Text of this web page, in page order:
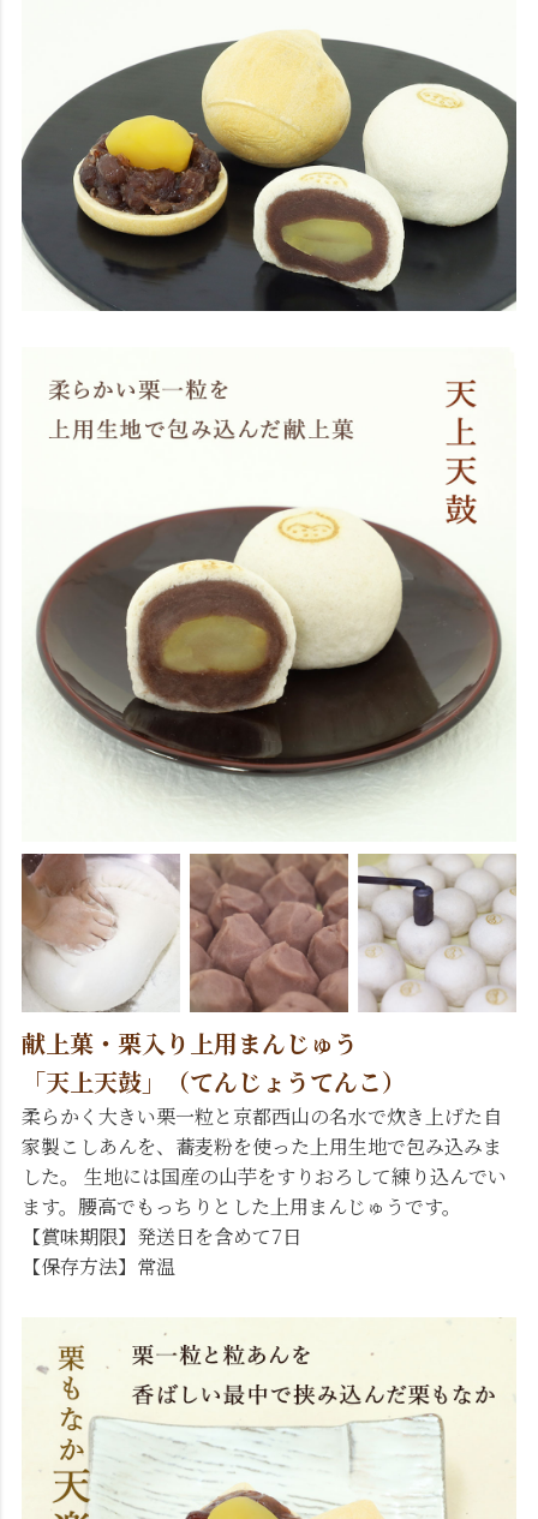
献上菓・栗入り上用まんじゅう
「天上天鼓」（てんじょうてんこ）
柔らかく大きい栗一粒と京都西山の名水で炊き上げた自
家製こしあんを、蕎麦粉を使った上用生地で包み込みま
した。 生地には国産の山芋をすりおろして練り込んでい
ます。腰高でもっちりとした上用まんじゅうです。
【賞味期限】発送日を含めて7日
【保存方法】常温